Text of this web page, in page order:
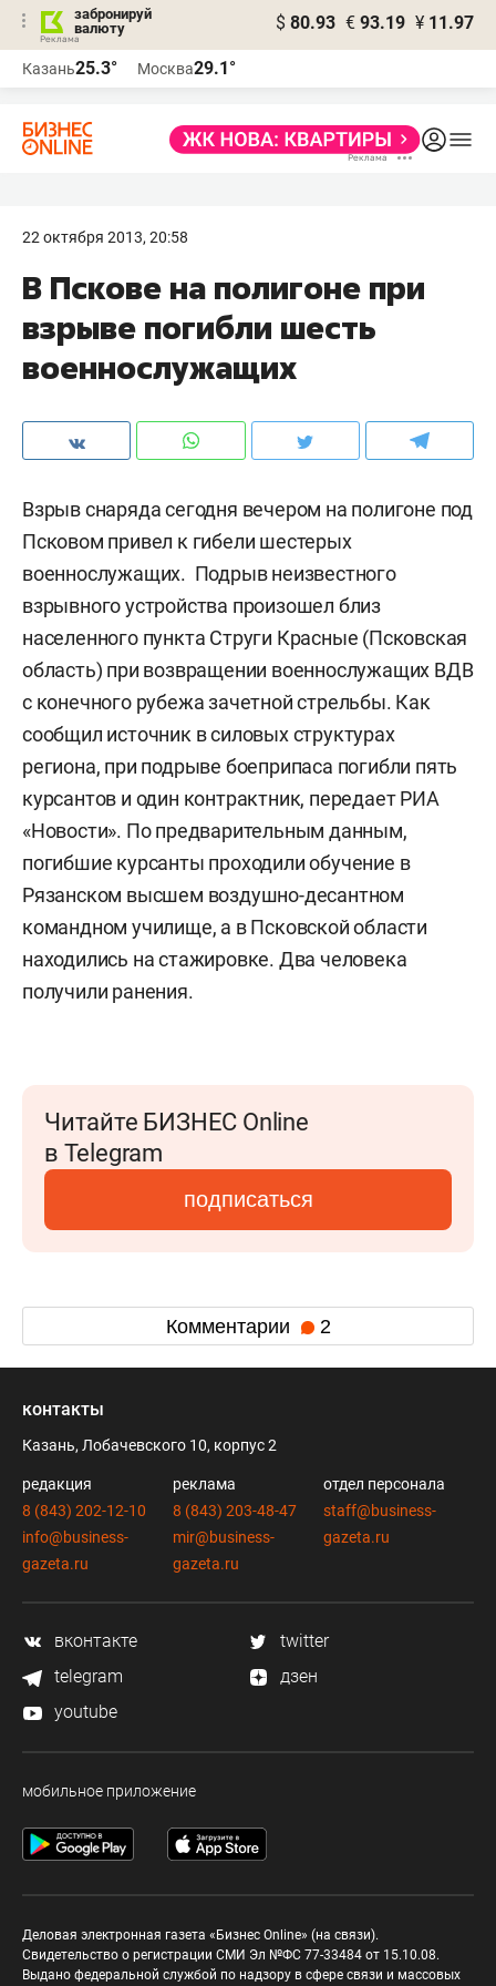
забронируй
валюту
$ 80.93 € 93.19 ¥ 11.97
Казань25.3° Москва29.1°
22 октября 2013, 20:58
В Пскове на полигоне при
взрыве погибли шесть
военнослужащих
Взрыв снаряда сегодня вечером на полигоне под
Псковом привел к гибели шестерых
военнослужащих. Подрыв неизвестного
взрывного устройства произошел близ
населенного пункта Струги Красные (Псковская
область) при возвращении военнослужащих ВДВ
с конечного рубежа зачетной стрельбы. Как
сообщил источник в силовых структурах
региона, при подрыве боеприпаса погибли пять
курсантов и один контрактник, передает РИА
«Новости». По предварительным данным,
погибшие курсанты проходили обучение в
Рязанском высшем воздушно-десантном
командном училище, а в Псковской области
находились на стажировке. Два человека
получили ранения.
Читайте БИЗНЕС Online
в Telegram
подписаться
Комментарии 2
контакты
Казань, Лобачевского 10, корпус 2
редакция
8 (843) 202-12-10
info@business-
gazeta.ru
реклама
8 (843) 203-48-47
mir@business-
gazeta.ru
отдел персонала
staff@business-
gazeta.ru
вконтакте
twitter
telegram
дзен
youtube
мобильное приложение
Деловая электронная газета «Бизнес Online» (на связи).
Свидетельство о регистрации СМИ Эл №ФС 77-33484 от 15.10.08.
Выдано федеральной службой по надзору в сфере связи и массовых